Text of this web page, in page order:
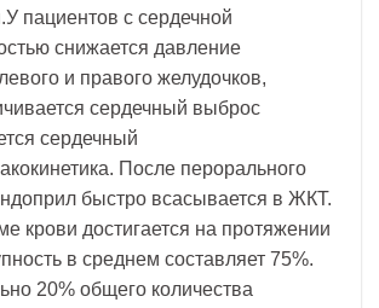
пациентов с сердечной
снижается давление
и правого желудочков,
сердечный выброс
сердечный
После перорального
быстро всасывается в ЖКТ.
крови достигается на протяжении
в среднем составляет 75%.
20% общего количества